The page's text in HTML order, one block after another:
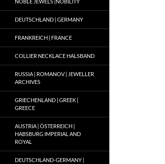
DEUTSCHLAND | GERMANY
FRANKREICH | FRANCE
COLLIER NECKLACE HALSBAND
RUSSIA | ROMANOV | JEWELLER
ARCHIVES
GRIECHENLAND | GREEK |
GREECE
AUSTRIA | ÖSTERREICH |
HABSBURG IMPERIAL AND
ROYAL
DEUTSCHLAND-GERMANY |